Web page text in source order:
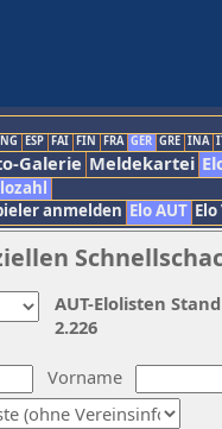
ESP FAI FIN FRA GER GRE INA
Galerie Meldekartei
anmelden Elo AUT
Vorname
AUT-Elolisten
2.226